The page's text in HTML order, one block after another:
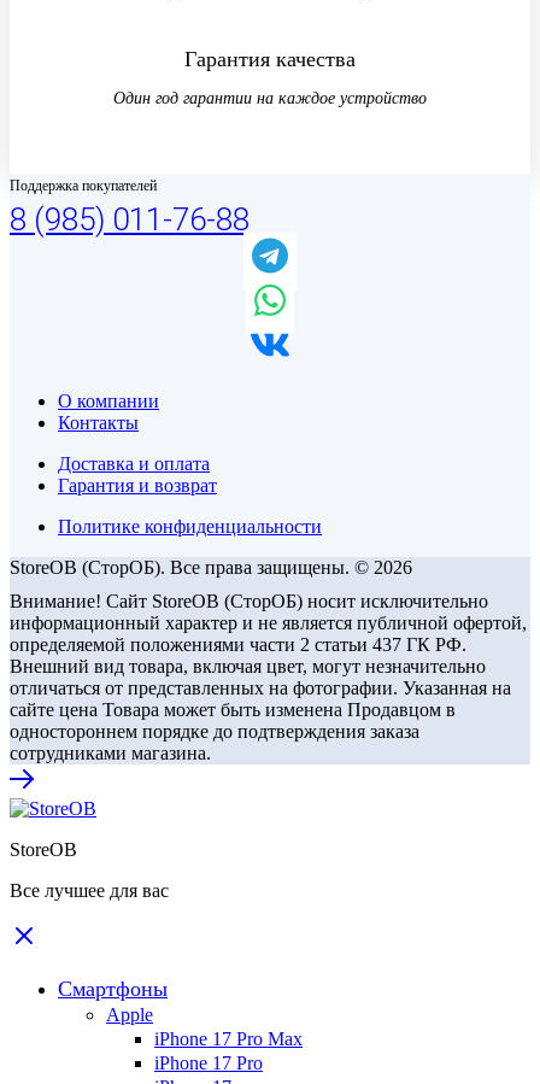
Гарантия качества
Один год гарантии на каждое устройство
Поддержка покупателей
8 (985) 011-76-88
О компании
Контакты
Доставка и оплата
Гарантия и возврат
Политике конфиденциальности
StoreOB (CторОБ). Все права защищены. © 2026
Внимание! Сайт StoreOB (СторОБ) носит исключительно
информационный характер и не является публичной офертой,
определяемой положениями части 2 статьи 437 ГК РФ.
Внешний вид товара, включая цвет, могут незначительно
отличаться от представленных на фотографии. Указанная на
сайте цена Товара может быть изменена Продавцом в
одностороннем порядке до подтверждения заказа
сотрудниками магазина.
StoreOB
Все лучшее для вас
Смартфоны
Apple
iPhone 17 Pro Max
iPhone 17 Pro